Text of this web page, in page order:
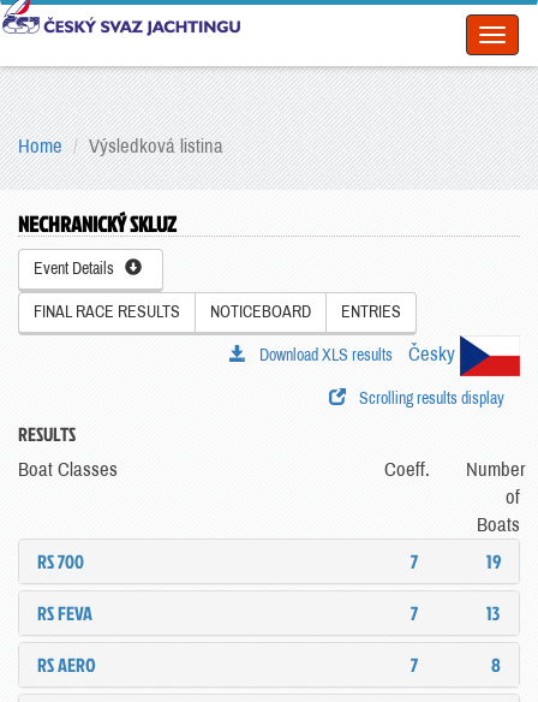
Home Výsledková listina
NECHRANICKÝ SKLUZ
Event Details
FINAL RACE RESULTS NOTICEBOARD ENTRIES
Česky
Download XLS results
Scrolling results display
RESULTS
Boat Classes Coeff.
Number
of
Boats
RS 700 7
19
RS FEVA
7
13
RS AERO
7
8